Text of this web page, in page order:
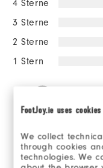
FootJoy.ie uses cookies
We collect
through cookies
technologies. We
4 Sterne
3 Sterne
2 Sterne
1 Stern